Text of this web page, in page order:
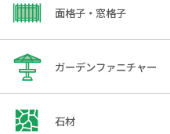
面格子・窓格子
ガーデンファニチャー
石材